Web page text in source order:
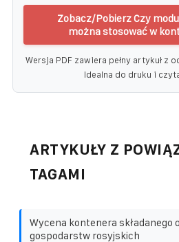
Zobacz/Pobierz Czy
można stosować w
Wersja PDF zawiera pełny artykuł z
Idealna do druku i
ARTYKUŁY Z
TAGAMI
Wycena kontenera składanego
gospodarstw rosyjskich